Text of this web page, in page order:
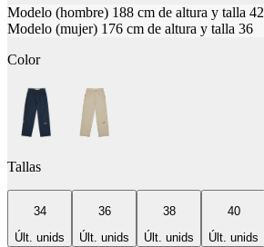
Modelo (hombre) 188 cm de altura y talla 42
Modelo (mujer) 176 cm de altura y talla 36
Color
Tallas
34
Últ. unids
36
Últ. unids
38
Últ. unids
40
Últ. unids